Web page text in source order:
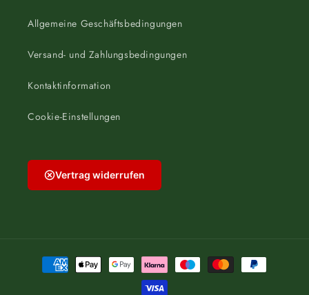
Allgemeine Geschäftsbedingungen
Versand- und Zahlungsbedingungen
Kontaktinformation
Cookie-Einstellungen
Vertrag widerrufen
Zahlungsmethoden